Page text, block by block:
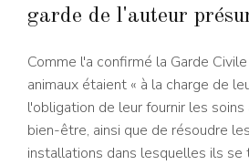
garde de l'auteur
Comme l'a confirmé la Garde
animaux étaient « à la charge de
l'obligation de leur fournir les
bien-être, ainsi que de résoudre
installations dans lesquelles ils se